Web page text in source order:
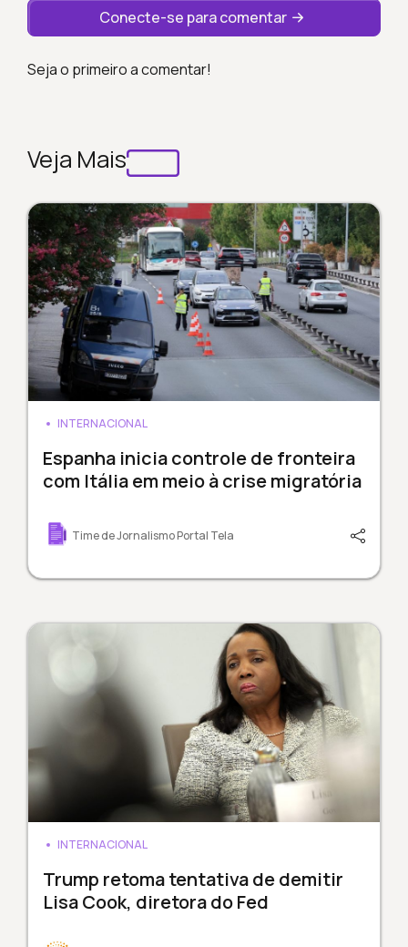
Conecte-se para comentar
Seja o primeiro a comentar!
Veja Mais
INTERNACIONAL
Espanha inicia controle de fronteira
com Itália em meio à crise migratória
Time de Jornalismo Portal Tela
INTERNACIONAL
Trump retoma tentativa de demitir
Lisa Cook, diretora do Fed